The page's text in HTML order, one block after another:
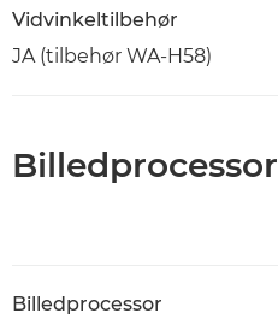
Vidvinkeltilbehør
JA (tilbehør WA-H58)
Billedprocessor
Billedprocessor